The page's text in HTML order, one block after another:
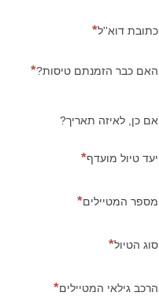
כתובת דוא''ל
האם כבר הזמנתם טיסות?
אם כן, לאיזה תאריך?
יעד טיול מועדף
מספר המטיילים
סוג הטיול
הרכב גילאי המטיילים